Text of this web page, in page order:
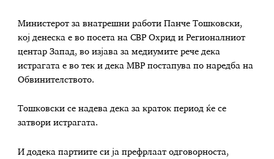
Министерот за внатрешни работи Панче Тошковски,
кој денеска е во посета на СВР Охрид и Регионалниот
центар Запад, во изјава за медиумите рече дека
истрагата е во тек и дека МВР постапува по наредба на
Обвинителството.
Тошковски се надева дека за краток период ќе се
затвори истрагата.
И додека партиите си ја префрлаат одговорноста,